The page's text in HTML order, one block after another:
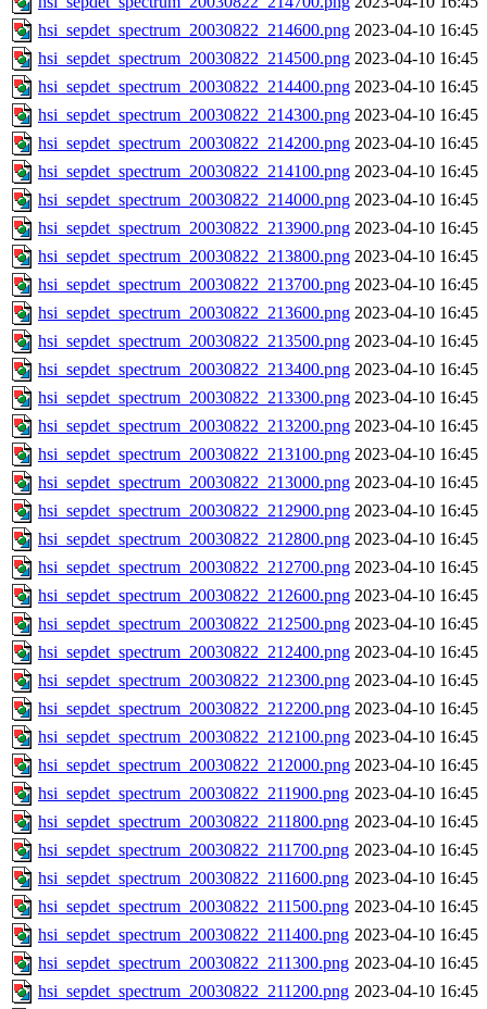
hsi_sepdet_spectrum_20030822_214600.png 2023-04-10 16:45
hsi_sepdet_spectrum_20030822_214500.png 2023-04-10 16:45
hsi_sepdet_spectrum_20030822_214400.png 2023-04-10 16:45
hsi_sepdet_spectrum_20030822_214300.png 2023-04-10 16:45
hsi_sepdet_spectrum_20030822_214200.png 2023-04-10 16:45
hsi_sepdet_spectrum_20030822_214100.png 2023-04-10 16:45
hsi_sepdet_spectrum_20030822_214000.png 2023-04-10 16:45
hsi_sepdet_spectrum_20030822_213900.png 2023-04-10 16:45
hsi_sepdet_spectrum_20030822_213800.png 2023-04-10 16:45
hsi_sepdet_spectrum_20030822_213700.png 2023-04-10 16:45
hsi_sepdet_spectrum_20030822_213600.png 2023-04-10 16:45
hsi_sepdet_spectrum_20030822_213500.png 2023-04-10 16:45
hsi_sepdet_spectrum_20030822_213400.png 2023-04-10 16:45
hsi_sepdet_spectrum_20030822_213300.png 2023-04-10 16:45
hsi_sepdet_spectrum_20030822_213200.png 2023-04-10 16:45
hsi_sepdet_spectrum_20030822_213100.png 2023-04-10 16:45
hsi_sepdet_spectrum_20030822_213000.png 2023-04-10 16:45
hsi_sepdet_spectrum_20030822_212900.png 2023-04-10 16:45
hsi_sepdet_spectrum_20030822_212800.png 2023-04-10 16:45
hsi_sepdet_spectrum_20030822_212700.png 2023-04-10 16:45
hsi_sepdet_spectrum_20030822_212600.png 2023-04-10 16:45
hsi_sepdet_spectrum_20030822_212500.png 2023-04-10 16:45
hsi_sepdet_spectrum_20030822_212400.png 2023-04-10 16:45
hsi_sepdet_spectrum_20030822_212300.png 2023-04-10 16:45
hsi_sepdet_spectrum_20030822_212200.png 2023-04-10 16:45
hsi_sepdet_spectrum_20030822_212100.png 2023-04-10 16:45
hsi_sepdet_spectrum_20030822_212000.png 2023-04-10 16:45
hsi_sepdet_spectrum_20030822_211900.png 2023-04-10 16:45
hsi_sepdet_spectrum_20030822_211800.png 2023-04-10 16:45
hsi_sepdet_spectrum_20030822_211700.png 2023-04-10 16:45
hsi_sepdet_spectrum_20030822_211600.png 2023-04-10 16:45
hsi_sepdet_spectrum_20030822_211500.png 2023-04-10 16:45
hsi_sepdet_spectrum_20030822_211400.png 2023-04-10 16:45
hsi_sepdet_spectrum_20030822_211300.png 2023-04-10 16:45
hsi_sepdet_spectrum_20030822_211200.png 2023-04-10 16:45